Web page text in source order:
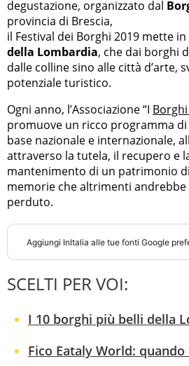
degustazione, organizzato dal
provincia di Brescia,
il Festival dei Borghi 2019 mette
della Lombardia, che dai borghi
dalle colline sino alle città d’arte,
potenziale turistico.
Ogni anno, l’Associazione “I
promuove un ricco programma di
base nazionale e internazionale,
attraverso la tutela, il recupero e
mantenimento di un patrimonio
memorie che altrimenti
perduto.
Aggiungi InItalia alle tue fonti Google
SCELTI PER VOI:
I 10 borghi più belli della
Fico Eataly World: